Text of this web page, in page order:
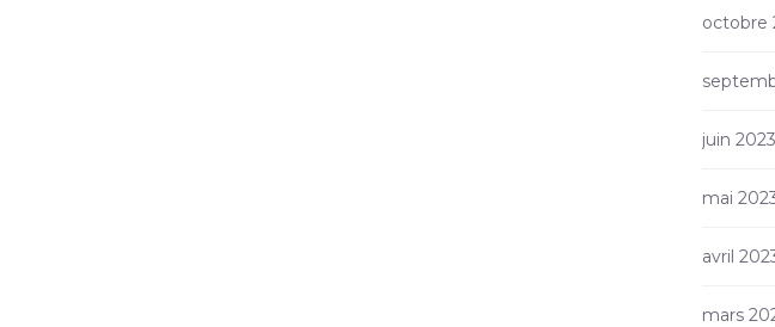
octobre
juin 2023
mai
avril
mars